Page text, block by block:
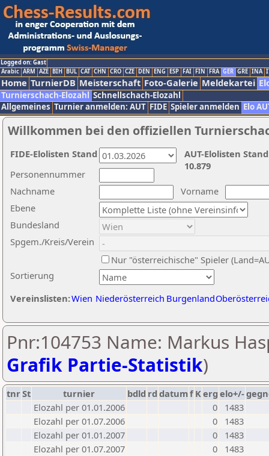
Logged on: Gast
Arabic ARM AZE BIH BUL CAT CHN CRO CZE DEN ENG ESP FAI FIN FRA GER GRE INA
Home TurnierDB Meisterschaft Foto-Galerie Meldekartei
Turnierschach-Elozahl Schnellschach-Elozahl
Allgemeines Turnier anmelden: AUT FIDE Spieler anmelden Elo
Willkommen bei den offiziellen
Nachname
Vorname
Ebene
Sortierung
Personennummer
Bundesland
Spgem./Kreis/Verein
Nur "österreichische" Spieler
Vereinslisten:Wien Niederösterreich Burgenland
AUT-Elolisten
10.879
FIDE-Elolisten Stand
Pnr:104753 Name: Markus
Grafik Partie-Statistik)
tnrSt turnier bdld rd datumf Kerg elo+/-
Elozahl per 01.01.2006
0
1483
Elozahl per 01.07.2006
0
1483
Elozahl per 01.01.2007
0
1483
Elozahl per 01.07.2007
0
1483